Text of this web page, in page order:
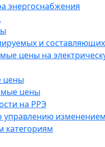
энергоснабжения
и
цены на
цены
цены
на РРЭ
управлению
категориям